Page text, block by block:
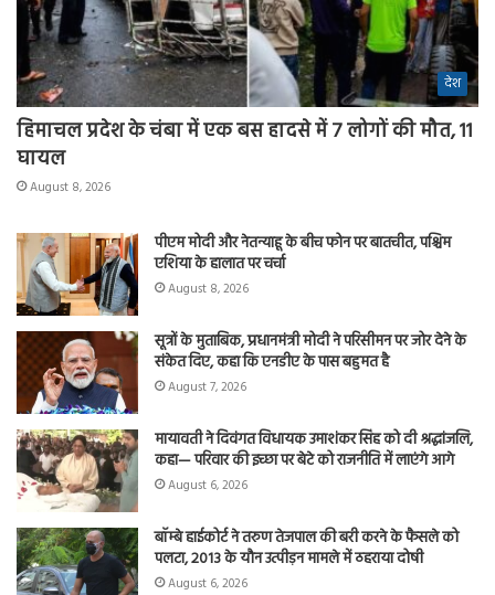
देश
हिमाचल प्रदेश के चंबा में एक बस हादसे में 7 लोगों की मौत, 11
घायल
August 8, 2026
पीएम मोदी और नेतन्याहू के बीच फोन पर बातचीत, पश्चिम
एशिया के हालात पर चर्चा
August 8, 2026
सूत्रों के मुताबिक, प्रधानमंत्री मोदी ने परिसीमन पर जोर देने के
संकेत दिए, कहा कि एनडीए के पास बहुमत है
August 7, 2026
मायावती ने दिवंगत विधायक उमाशंकर सिंह को दी श्रद्धांजलि,
कहा— परिवार की इच्छा पर बेटे को राजनीति में लाएंगे आगे
August 6, 2026
बॉम्बे हाईकोर्ट ने तरुण तेजपाल की बरी करने के फैसले को
पलटा, 2013 के यौन उत्पीड़न मामले में ठहराया दोषी
August 6, 2026